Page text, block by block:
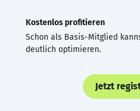
Kostenlos profitieren
Schon als Basis-Mitglied
deutlich optimieren.
Jetzt